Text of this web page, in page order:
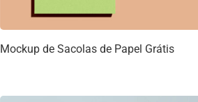
Mockup de Sacolas de Papel Grátis